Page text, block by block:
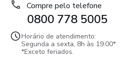
Compre pelo telefone
0800 778 5005
Horário de atendimento:
Segunda a sexta, 8h às 19:00*
*Exceto feriados.